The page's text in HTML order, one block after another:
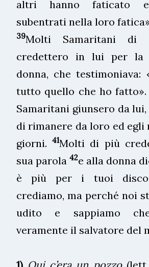
altri hanno faticato
subentrati nella loro
39Molti Samaritani di
credettero in lui per la
donna, che testimoniava:
tutto quello che ho
Samaritani giunsero da
di rimanere da loro ed egli
giorni.41Molti di più
sua parola 42e alla donna
è più per i tuoi
crediamo, ma perché noi
udito e sappiamo
veramente il salvatore del